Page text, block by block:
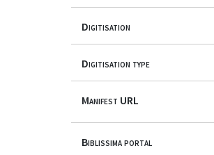
Digitisation
Digitisation type
Manifest URL
Biblissima portal